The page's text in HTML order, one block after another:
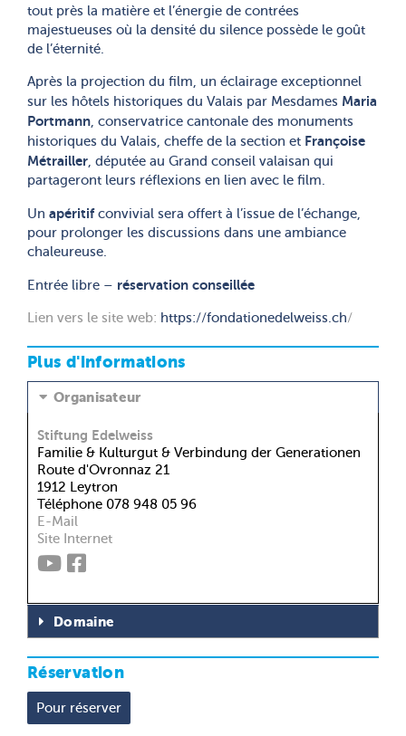
tout près la matière et l’énergie de contrées
majestueuses où la densité du silence possède le goût
de l’éternité.
Après la projection du film, un éclairage exceptionnel
sur les hôtels historiques du Valais par Mesdames Maria
Portmann , conservatrice cantonale des monuments
historiques du Valais, cheffe de la section et Françoise
Métrailler , députée au Grand conseil valaisan qui
partageront leurs réflexions en lien avec le film.
Un apéritifconvivial sera offert à l’issue de l’échange,
pour prolonger les discussions dans une ambiance
chaleureuse.
Entrée libre – réservation conseillée
Lien vers le site web: https://fondationedelweiss.ch/
Plus d'informations
Organisateur
Stiftung Edelweiss
Familie & Kulturgut & Verbindung der Generationen
Route d'Ovronnaz 21
1912 Leytron
Téléphone 078 948 05 96
E-Mail
Site Internet
Domaine
Réservation